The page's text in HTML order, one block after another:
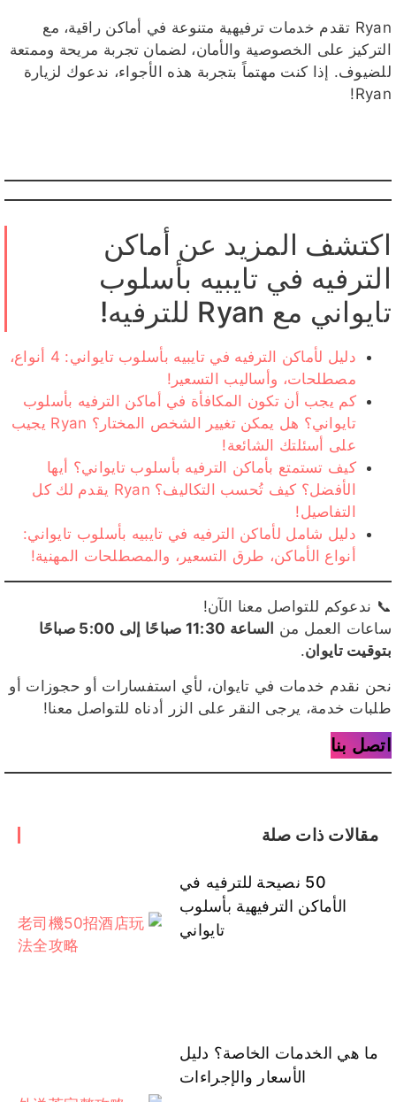
Ryan تقدم خدمات ترفيهية متنوعة في أماكن راقية، مع
التركيز على الخصوصية والأمان، لضمان تجربة مريحة وممتعة
للضيوف. إذا كنت مهتماً بتجربة هذه الأجواء، ندعوك لزيارة
Ryan!
اكتشف المزيد عن أماكن
الترفيه في تايبيه بأسلوب
تايواني مع Ryan للترفيه!
دليل لأماكن الترفيه في تايبيه بأسلوب تايواني: 4 أنواع،
مصطلحات، وأساليب التسعير!
كم يجب أن تكون المكافأة في أماكن الترفيه بأسلوب
تايواني؟ هل يمكن تغيير الشخص المختار؟ Ryan يجيب
على أسئلتك الشائعة!
كيف تستمتع بأماكن الترفيه بأسلوب تايواني؟ أيها
الأفضل؟ كيف تُحسب التكاليف؟ Ryan يقدم لك كل
التفاصيل!
دليل شامل لأماكن الترفيه في تايبيه بأسلوب تايواني:
أنواع الأماكن، طرق التسعير، والمصطلحات المهنية!
📞 ندعوكم للتواصل معنا الآن!
ساعات العمل من
الساعة 11:30 صباحًا إلى 5:00 صباحًا
بتوقيت تايوان.
نحن نقدم خدمات في تايوان، لأي استفسارات أو حجوزات أو
طلبات خدمة، يرجى النقر على الزر أدناه للتواصل معنا!
اتصل بنا
مقالات ذات صلة
50 نصيحة للترفيه في
الأماكن الترفيهية بأسلوب
تايواني
ما هي الخدمات الخاصة؟ دليل
الأسعار والإجراءات